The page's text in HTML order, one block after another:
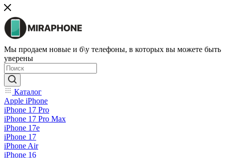
Мы продаем новые и б\у телефоны, в которых вы можете быть
уверены
Каталог
Apple iPhone
iPhone 17 Pro
iPhone 17 Pro Max
iPhone 17e
iPhone 17
iPhone Air
iPhone 16